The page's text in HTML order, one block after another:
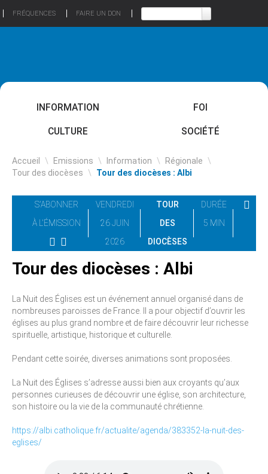
FRÉQUENCES FAIRE UN DON
INFORMATION FOI
CULTURE SOCIÉTÉ
Accueil \ Emissions \ Information \ Régionale \
Tour des diocèses \ Tour des diocèses : Albi
S'ABONNER
À L'ÉMISSION
VENDREDI
26 JUIN
2026
TOUR
DES
DIOCÈSES
DURÉE
5 MIN
Tour des diocèses : Albi
La Nuit des Églises est un événement annuel organisé dans de
nombreuses paroisses de France. Il a pour objectif d’ouvrir les
églises au plus grand nombre et de faire découvrir leur richesse
spirituelle, artistique, historique et culturelle.
Pendant cette soirée, diverses animations sont proposées.
La Nuit des Églises s’adresse aussi bien aux croyants qu’aux
personnes curieuses de découvrir une église, son architecture,
son histoire ou la vie de la communauté chrétienne.
https://albi.catholique.fr/actualite/agenda/383352-la-nuit-des-
eglises/